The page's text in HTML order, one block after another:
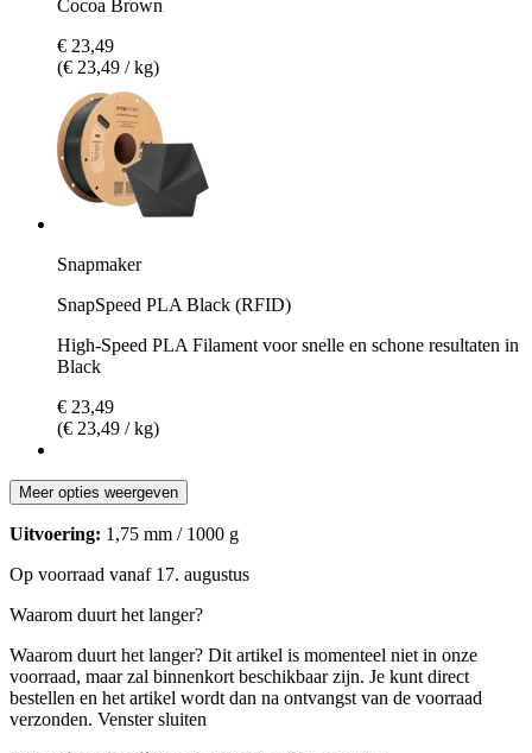
Cocoa Brown
€ 23,49
(€ 23,49 / kg)
Snapmaker
SnapSpeed PLA Black (RFID)
High-Speed PLA Filament voor snelle en schone resultaten in
Black
€ 23,49
(€ 23,49 / kg)
Meer opties weergeven
Uitvoering: 1,75 mm / 1000 g
Op voorraad vanaf 17. augustus
Waarom duurt het langer?
Waarom duurt het langer? Dit artikel is momenteel niet in onze
voorraad, maar zal binnenkort beschikbaar zijn. Je kunt direct
bestellen en het artikel wordt dan na ontvangst van de voorraad
verzonden. Venster sluiten